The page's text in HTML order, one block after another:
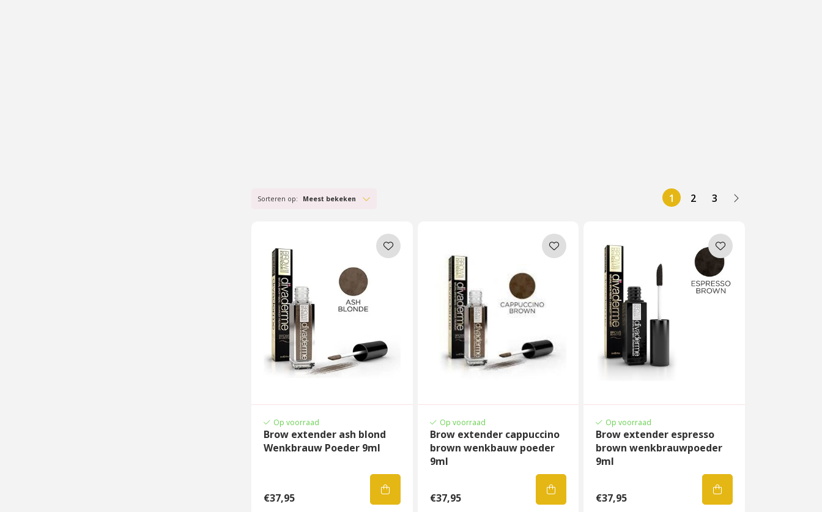
Sorteren op: Meest bekeken 1 2 3
Op voorraad
Brow extender ash blond
Wenkbrauw Poeder 9ml
€37,95
Op voorraad
Brow extender cappuccino
brown wenkbauw poeder
9ml
€37,95
Op voorraad
Brow extender espresso
brown wenkbrauwpoeder
9ml
€37,95